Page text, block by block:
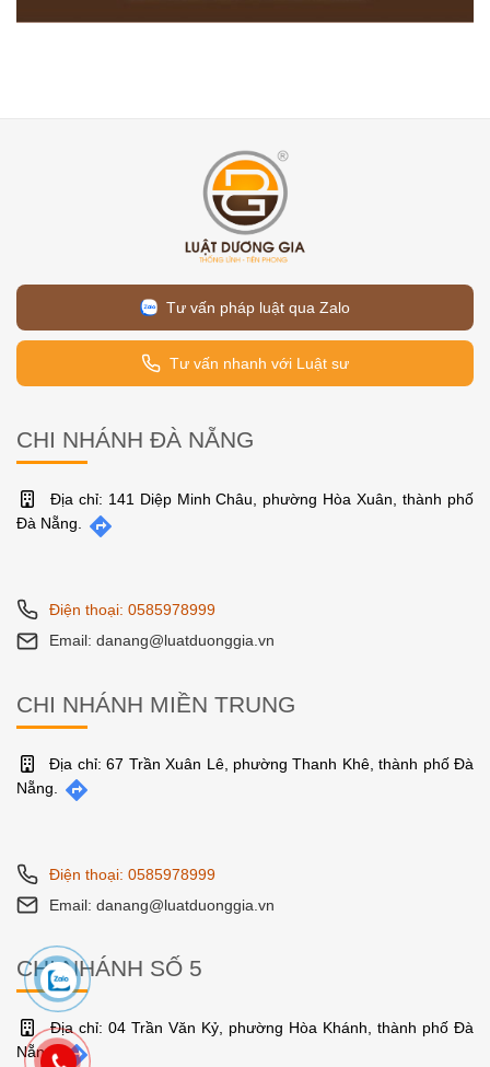
Tư vấn pháp luật qua Zalo
Tư vấn nhanh với Luật sư
CHI NHÁNH ĐÀ NẴNG
Địa chỉ: 141 Diệp Minh Châu, phường Hòa Xuân, thành phố
Đà Nẵng.
Điện thoại: 0585978999
Email: danang@luatduonggia.vn
CHI NHÁNH MIỀN TRUNG
Địa chỉ: 67 Trần Xuân Lê, phường Thanh Khê, thành phố Đà
Nẵng.
Điện thoại: 0585978999
Email: danang@luatduonggia.vn
CHI NHÁNH SỐ 5
Địa chỉ: 04 Trần Văn Kỷ, phường Hòa Khánh, thành phố Đà
Nẵng.